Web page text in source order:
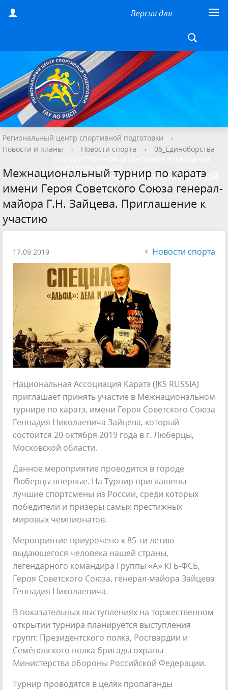
Версия для
АМУРСКОЙ ОБЛАСТИ
"РЕГИОНАЛЬНЫЙ ЦЕНТР СПОРТИВНОЙ
ПОДГОТОВКИ"
Региональный центр спортивной подготовки
›
Новости и планы
› Новости спорта › 06_Единоборства
Межнациональный турнир по каратэ
имени Героя Советского Союза генерал-
майора Г.Н. Зайцева. Приглашение к
участию
17.09.2019 Новости спорта
Национальная Ассоциация Каратэ (JKS RUSSIA)
приглашает принять участие в Межнациональном
турнире по каратэ, имени Героя Советского Союза
Геннадия Николаевича Зайцева, который
состоится 20 октября 2019 года в г. Люберцы,
Московской области.
Данное мероприятие проводится в городе
Люберцы впервые. На Турнир приглашены
лучшие спортсмены из России, среди которых
победители и призеры самых престижных
мировых чемпионатов.
Мероприятие приурочено к 85-ти летию
выдающегося человека нашей страны,
легендарного командира Группы «А» КГБ-ФСБ,
Героя Советского Союза, генерал-майора Зайцева
Геннадия Николаевича.
В показательных выступлениях на торжественном
открытии турнира планируется выступления
групп: Президентского полка, Росгвардии и
Семёновского полка бригады охраны
Министерства обороны Российской Федерации.
Турнир проводятся в целях пропаганды